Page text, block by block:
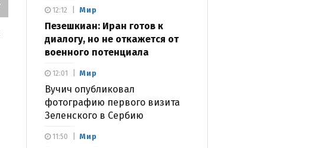
Мир
Пезешкиан: Иран готов к
диалогу, но не откажется от
военного потенциала
12:12
Мир
Вучич опубликовал
фотографию первого визита
Зеленского в Сербию
12:01
Мир
11:50